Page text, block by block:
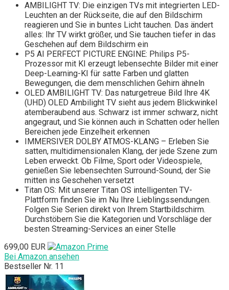
AMBILIGHT TV: Die einzigen TVs mit integrierten LED-
Leuchten an der Rückseite, die auf den Bildschirm
reagieren und Sie in buntes Licht tauchen. Das ändert
alles: Ihr TV wirkt größer, und Sie tauchen tiefer in das
Geschehen auf dem Bildschirm ein
P5 AI PERFECT PICTURE ENGINE: Philips P5-
Prozessor mit KI erzeugt lebensechte Bilder mit einer
Deep-Learning-KI für satte Farben und glatten
Bewegungen, die dem menschlichen Gehirn ähneln
OLED AMBILIGHT TV: Das naturgetreue Bild Ihre 4K
(UHD) OLED Ambilight TV sieht aus jedem Blickwinkel
atemberaubend aus. Schwarz ist immer schwarz, nicht
angegraut, und Sie können auch in Schatten oder hellen
Bereichen jede Einzelheit erkennen
IMMERSIVER DOLBY ATMOS-KLANG – Erleben Sie
satten, multidimensionalen Klang, der jede Szene zum
Leben erweckt. Ob Filme, Sport oder Videospiele,
genießen Sie lebensechten Surround-Sound, der Sie
mitten ins Geschehen versetzt
Titan OS: Mit unserer Titan OS intelligenten TV-
Plattform finden Sie im Nu Ihre Lieblingssendungen.
Folgen Sie Serien direkt von Ihrem Startbildschirm.
Durchstöbern Sie die Kategorien und Vorschläge der
besten Streaming-Services an einer Stelle
699,00 EUR
Bei Amazon ansehen
Bestseller Nr. 11